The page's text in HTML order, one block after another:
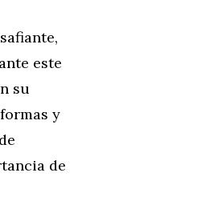
este
su
y
de